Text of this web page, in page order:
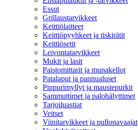
Essut
Grillaustarvikkeet
Keittiölaitteet
Keittiöpyyhkeet ja tiskirätit
Keittiösetit
Leivontatarvikkeet
Mukit ja lasit
Paistomittarit ja munakellot
Patalaput ja pannualuset
Pippurimyllyt ja maustepurkit
Sammuttimet ja palohälyttimet
Tarjoiluastiat
Veitset
Viinitarvikkeet ja pullonavaajat